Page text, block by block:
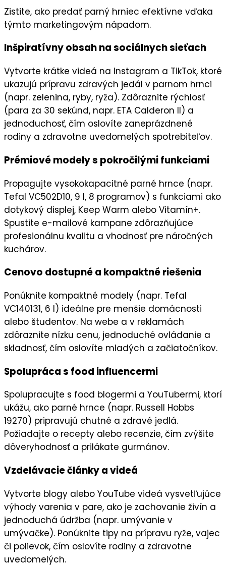
Zistite, ako predať parný hrniec efektívne vďaka
týmto marketingovým nápadom.
Inšpiratívny obsah na sociálnych sieťach
Vytvorte krátke videá na Instagram a TikTok, ktoré
ukazujú prípravu zdravých jedál v parnom hrnci
(napr. zelenina, ryby, ryža). Zdôraznite rýchlosť
(para za 30 sekúnd, napr. ETA Calderon II) a
jednoduchosť, čím oslovíte zaneprázdnené
rodiny a zdravotne uvedomelých spotrebiteľov.
Prémiové modely s pokročilými funkciami
Propagujte vysokokapacitné parné hrnce (napr.
Tefal VC502D10, 9 l, 8 programov) s funkciami ako
dotykový displej, Keep Warm alebo Vitamín+.
Spustite e-mailové kampane zdôrazňujúce
profesionálnu kvalitu a vhodnosť pre náročných
kuchárov.
Cenovo dostupné a kompaktné riešenia
Ponúknite kompaktné modely (napr. Tefal
VC140131, 6 l) ideálne pre menšie domácnosti
alebo študentov. Na webe a v reklamách
zdôraznite nízku cenu, jednoduché ovládanie a
skladnosť, čím oslovíte mladých a začiatočníkov.
Spolupráca s food influencermi
Spolupracujte s food blogermi a YouTubermi, ktorí
ukážu, ako parné hrnce (napr. Russell Hobbs
19270) pripravujú chutné a zdravé jedlá.
Požiadajte o recepty alebo recenzie, čím zvýšite
dôveryhodnosťa prilákate gurmánov.
Vzdelávacie články a videá
Vytvorte blogy alebo YouTube videá vysvetľujúce
výhody varenia v pare, ako je zachovanie živín a
jednoduchá údržba (napr. umývanie v
umývačke). Ponúknite tipy na prípravu ryže, vajec
či polievok, čím oslovíte rodiny a zdravotne
uvedomelých.